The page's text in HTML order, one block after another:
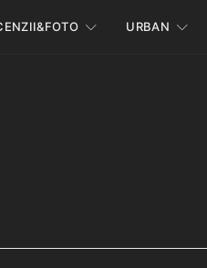
URBAN